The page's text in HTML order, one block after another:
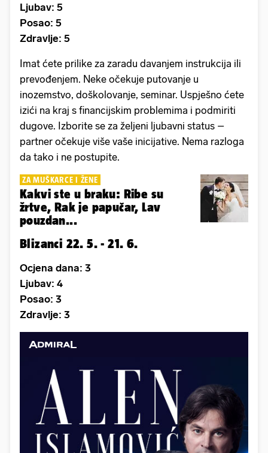
Ljubav: 5
Posao: 5
Zdravlje: 5
Imat ćete prilike za zaradu davanjem instrukcija ili
prevođenjem. Neke očekuje putovanje u
inozemstvo, doškolovanje, seminar. Uspješno ćete
izići na kraj s financijskim problemima i podmiriti
dugove. Izborite se za željeni ljubavni status –
partner očekuje više vaše inicijative. Nema razloga
da tako i ne postupite.
ZA MUŠKARCE I ŽENE
Kakvi ste u braku: Ribe su
žrtve, Rak je papučar, Lav
pouzdan...
Blizanci 22. 5. - 21. 6.
Ocjena dana: 3
Ljubav: 4
Posao: 3
Zdravlje: 3